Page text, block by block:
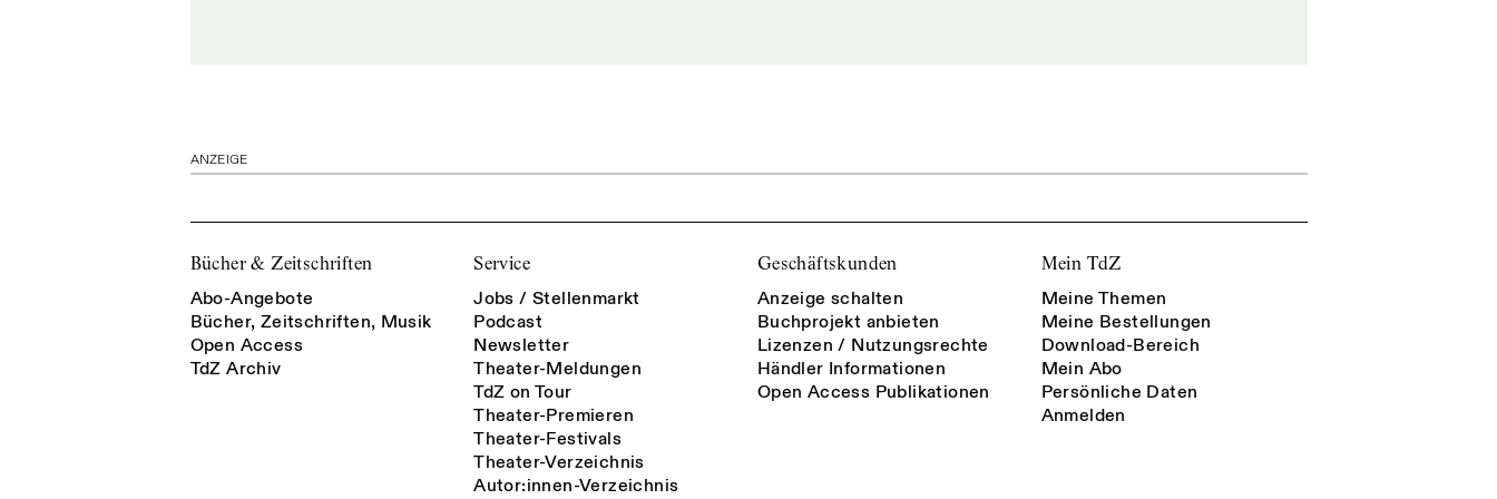
ANZEIGE
Bücher & Zeitschriften
Abo-Angebote
Bücher, Zeitschriften, Musik
Open Access
TdZ Archiv
Service
Jobs / Stellenmarkt
Podcast
Newsletter
Theater-Meldungen
TdZ on Tour
Theater-Premieren
Theater-Festivals
Theater-Verzeichnis
Autor:innen-Verzeichnis
Geschäftskunden
Anzeige schalten
Buchprojekt anbieten
Lizenzen / Nutzungsrechte
Händler Informationen
Open Access Publikationen
Mein TdZ
Meine Themen
Meine Bestellungen
Download-Bereich
Mein Abo
Persönliche Daten
Anmelden